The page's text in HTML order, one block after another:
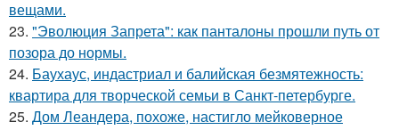
вещами.
23. "Эволюция Запрета": как панталоны прошли путь от
позора до нормы.
24. Баухаус, индастриал и балийская безмятежность:
квартира для творческой семьи в Санкт-петербурге.
25. Дом Леандера, похоже, настигло мейковерное